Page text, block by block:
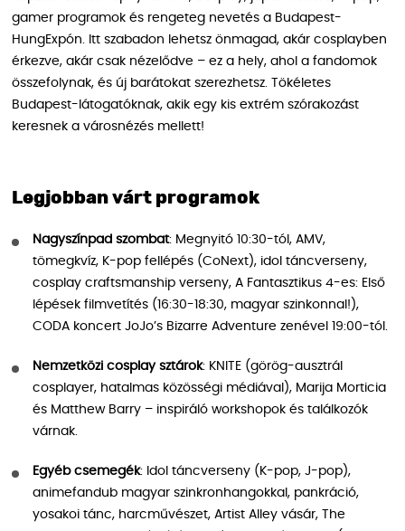
gamer programok és rengeteg nevetés a Budapest-
HungExpón. Itt szabadon lehetsz önmagad, akár cosplayben
érkezve, akár csak nézelődve – ez a hely, ahol a fandomok
összefolynak, és új barátokat szerezhetsz. Tökéletes
Budapest-látogatóknak, akik egy kis extrém szórakozást
keresnek a városnézés mellett!
Legjobban várt programok
Nagyszínpad szombat: Megnyitó 10:30-tól, AMV,
tömegkvíz, K-pop fellépés (CoNext), idol táncverseny,
cosplay craftsmanship verseny, A Fantasztikus 4-es: Első
lépések filmvetítés (16:30-18:30, magyar szinkonnal!),
CODA koncert JoJo’s Bizarre Adventure zenével 19:00-tól.
Nemzetközi cosplay sztárok: KNITE (görög-ausztrál
cosplayer, hatalmas közösségi médiával), Marija Morticia
és Matthew Barry – inspiráló workshopok és találkozók
várnak.
Egyéb csemegék: Idol táncverseny (K-pop, J-pop),
animefandub magyar szinkronhangokkal, pankráció,
yosakoi tánc, harcművészet, Artist Alley vásár, The